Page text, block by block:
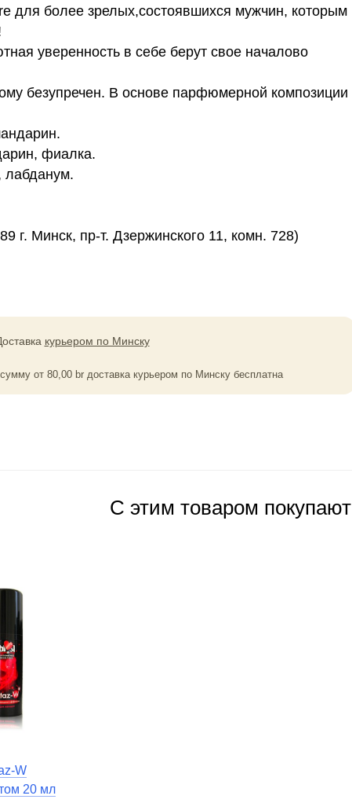
для более зрелых,состоявшихся мужчин, которым
уверенность в себе берут свое началово
безупречен. В основе парфюмерной композиции
фиалка.
лабданум.
г. Минск, пр-т. Дзержинского 11, комн. 728)
курьером по Минску
от 80,00 br доставка курьером по Минску бесплатна
С этим товаром покупают
W
20 мл